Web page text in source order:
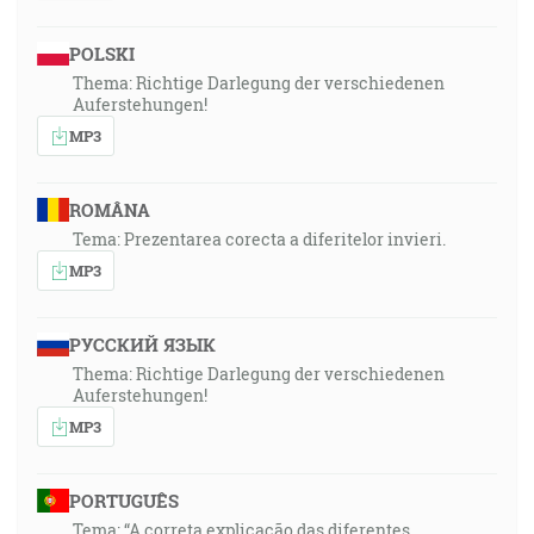
POLSKI
Thema: Richtige Darlegung der verschiedenen
Auferstehungen!
MP3
ROMÂNA
Tema: Prezentarea corecta a diferitelor invieri.
MP3
РУССКИЙ ЯЗЫК
Thema: Richtige Darlegung der verschiedenen
Auferstehungen!
MP3
PORTUGUÊS